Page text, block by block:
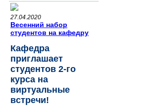
27.04.2020
Весенний набор
студентов на кафедру
Кафедра
приглашает
студентов 2-го
курса на
виртуальные
встречи!